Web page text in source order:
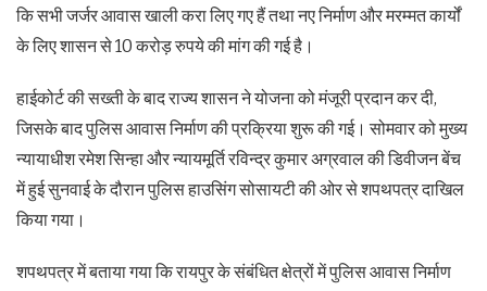
कि सभी जर्जर आवास खाली करा लिए गए हैं तथा नए निर्माण और मरम्मत कार्यों
के लिए शासन से 10 करोड़ रुपये की मांग की गई है।
हाईकोर्ट की सख्ती के बाद राज्य शासन ने योजना को मंजूरी प्रदान कर दी,
जिसके बाद पुलिस आवास निर्माण की प्रक्रिया शुरू की गई। सोमवार को मुख्य
न्यायाधीश रमेश सिन्हा और न्यायमूर्ति रविन्द्र कुमार अग्रवाल की डिवीजन बेंच
में हुई सुनवाई के दौरान पुलिस हाउसिंग सोसायटी की ओर से शपथपत्र दाखिल
किया गया।
शपथपत्र में बताया गया कि रायपुर के संबंधित क्षेत्रों में पुलिस आवास निर्माण